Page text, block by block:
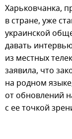
Харьковчанка,
в стране, уже
украинской
давать
из местных
заявила, что
на родном
от обновлений
с ее точкой